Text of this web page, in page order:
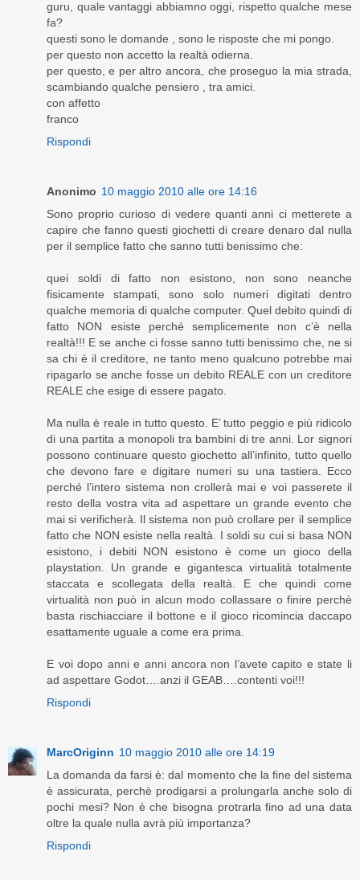
guru, quale vantaggi abbiamno oggi, rispetto qualche mese
fa?
questi sono le domande , sono le risposte che mi pongo.
per questo non accetto la realtà odierna.
per questo, e per altro ancora, che proseguo la mia strada,
scambiando qualche pensiero , tra amici.
con affetto
franco
Rispondi
Anonimo 10 maggio 2010 alle ore 14:16
Sono proprio curioso di vedere quanti anni ci metterete a
capire che fanno questi giochetti di creare denaro dal nulla
per il semplice fatto che sanno tutti benissimo che:
quei soldi di fatto non esistono, non sono neanche
fisicamente stampati, sono solo numeri digitati dentro
qualche memoria di qualche computer. Quel debito quindi di
fatto NON esiste perché semplicemente non c’è nella
realtà!!! E se anche ci fosse sanno tutti benissimo che, ne si
sa chi è il creditore, ne tanto meno qualcuno potrebbe mai
ripagarlo se anche fosse un debito REALE con un creditore
REALE che esige di essere pagato.
Ma nulla è reale in tutto questo. E’ tutto peggio e più ridicolo
di una partita a monopoli tra bambini di tre anni. Lor signori
possono continuare questo giochetto all’infinito, tutto quello
che devono fare e digitare numeri su una tastiera. Ecco
perché l’intero sistema non crollerà mai e voi passerete il
resto della vostra vita ad aspettare un grande evento che
mai si verificherà. Il sistema non può crollare per il semplice
fatto che NON esiste nella realtà. I soldi su cui si basa NON
esistono, i debiti NON esistono è come un gioco della
playstation. Un grande e gigantesca virtualità totalmente
staccata e scollegata della realtà. E che quindi come
virtualità non può in alcun modo collassare o finire perchè
basta rischiacciare il bottone e il gioco ricomincia daccapo
esattamente uguale a come era prima.
E voi dopo anni e anni ancora non l’avete capito e state li
ad aspettare Godot….anzi il GEAB….contenti voi!!!
Rispondi
MarcOriginn 10 maggio 2010 alle ore 14:19
La domanda da farsi è: dal momento che la fine del sistema
è assicurata, perchè prodigarsi a prolungarla anche solo di
pochi mesi? Non è che bisogna protrarla fino ad una data
oltre la quale nulla avrà più importanza?
Rispondi